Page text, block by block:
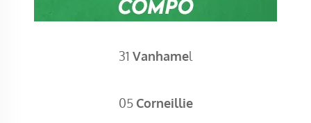
31 Vanhamel
05 Corneillie